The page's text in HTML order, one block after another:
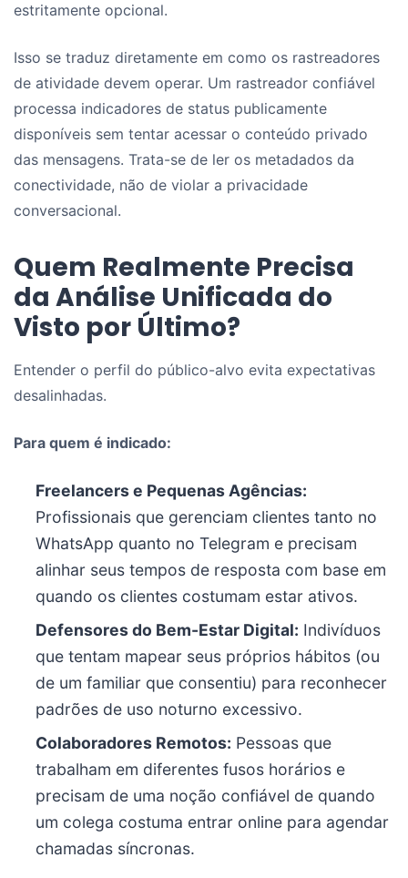
estritamente opcional.
Isso se traduz diretamente em como os rastreadores
de atividade devem operar. Um rastreador confiável
processa indicadores de status publicamente
disponíveis sem tentar acessar o conteúdo privado
das mensagens. Trata-se de ler os metadados da
conectividade, não de violar a privacidade
conversacional.
Quem Realmente Precisa
da Análise Unificada do
Visto por Último?
Entender o perfil do público-alvo evita expectativas
desalinhadas.
Para quem é indicado:
Freelancers e Pequenas Agências:
Profissionais que gerenciam clientes tanto no
WhatsApp quanto no Telegram e precisam
alinhar seus tempos de resposta com base em
quando os clientes costumam estar ativos.
Defensores do Bem-Estar Digital: Indivíduos
que tentam mapear seus próprios hábitos (ou
de um familiar que consentiu) para reconhecer
padrões de uso noturno excessivo.
Colaboradores Remotos: Pessoas que
trabalham em diferentes fusos horários e
precisam de uma noção confiável de quando
um colega costuma entrar online para agendar
chamadas síncronas.